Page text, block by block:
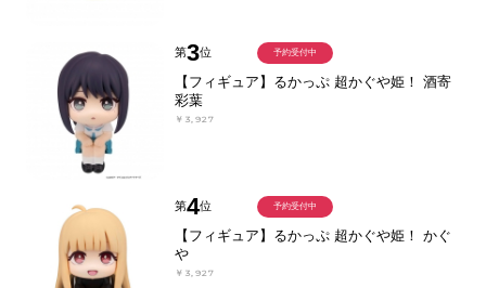
第3位
【フィギュア】るかっぷ 超かぐや姫！ 酒寄
彩葉
￥3,927
予約受付中
第4位
【フィギュア】るかっぷ 超かぐや姫！ かぐ
や
￥3,927
予約受付中